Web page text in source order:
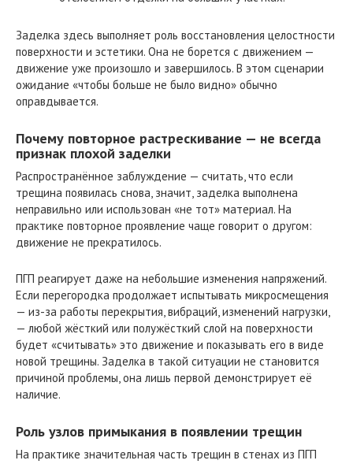
Заделка здесь выполняет роль восстановления целостности
поверхности и эстетики. Она не борется с движением —
движение уже произошло и завершилось. В этом сценарии
ожидание «чтобы больше не было видно» обычно
оправдывается.
Почему повторное растрескивание — не всегда
признак плохой заделки
Распространённое заблуждение — считать, что если
трещина появилась снова, значит, заделка выполнена
неправильно или использован «не тот» материал. На
практике повторное проявление чаще говорит о другом:
движение не прекратилось.
ПГП реагирует даже на небольшие изменения напряжений.
Если перегородка продолжает испытывать микросмещения
— из-за работы перекрытия, вибраций, изменений нагрузки,
— любой жёсткий или полужёсткий слой на поверхности
будет «считывать» это движение и показывать его в виде
новой трещины. Заделка в такой ситуации не становится
причиной проблемы, она лишь первой демонстрирует её
наличие.
Роль узлов примыкания в появлении трещин
На практике значительная часть трещин в стенах из ПГП